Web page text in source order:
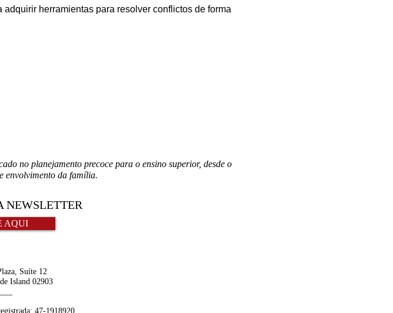
herramientas para resolver conflictos de forma
no planejamento precoce para o ensino superior, desde o
envolvimento da família.
NEWSLETTER
AQUI
Suíte 12
Island 02903
47-1918920